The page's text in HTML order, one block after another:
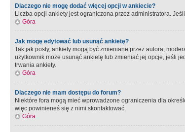
Dlaczego nie mogę dodać więcej opcji w ankiecie?
Liczba opcji ankiety jest ograniczona przez administratora.
Góra
Jak mogę edytować lub usunąć ankietę?
Tak jak posty, ankiety mogą być zmieniane przez autora,
użytkownik może usunąć ankietę lub zmieniać jej opcje, jeśli
trwania ankiety.
Góra
Dlaczego nie mam dostępu do forum?
Niektóre fora mogą mieć wprowadzone ograniczenia dla
więc powinieneś się z nimi skontaktować.
Góra